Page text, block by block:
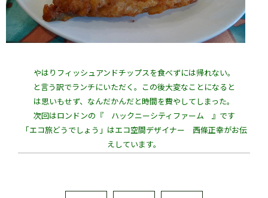
やはりフィッシュアンドチップスを食べずには帰れない。
と言う訳でランチにいただく。この後大変なことになると
は思いもせず、なんだかんだと時間を費やしてしまった。
次回はロンドンの『 ハックニーシティファーム 』です
「エコ旅どうでしょう」はエコ空間デザイナー 西條正幸がお伝
えしています。